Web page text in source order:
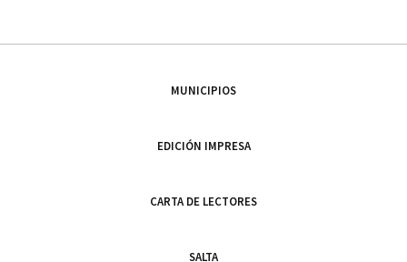
MUNICIPIOS
EDICIÓN IMPRESA
CARTA DE LECTORES
SALTA